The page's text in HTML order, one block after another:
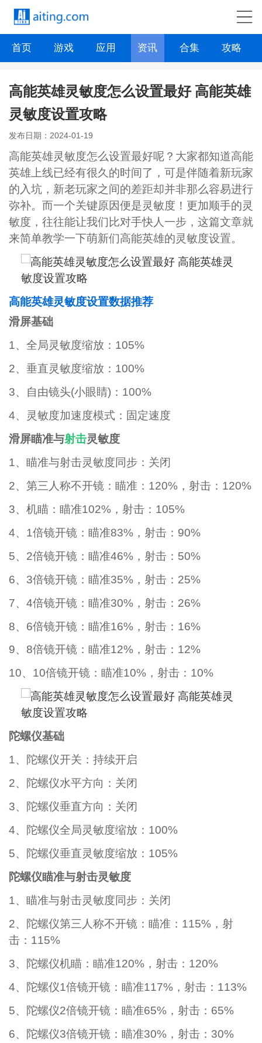
首页 游戏 应用 资讯 合集 攻略
高能英雄灵敏度怎么设置最好 高能英雄
灵敏度设置攻略
发布日期：2024-01-19
高能英雄灵敏度怎么设置最好呢？大家都知道高能
英雄上线已经有很久的时间了，可是伴随着新玩家
的入坑，新老玩家之间的差距却并非那么容易进行
弥补。而一个关键原因便是灵敏度！更加顺手的灵
敏度，往往能让我们比对手快人一步，这篇文章就
来简单教学一下萌新们高能英雄的灵敏度设置。
高能英雄灵敏度设置数据推荐
滑屏基础
1、全局灵敏度缩放：105%
2、垂直灵敏度缩放：100%
3、自由镜头(小眼睛)：100%
4、灵敏度加速度模式：固定速度
滑屏瞄准与射击灵敏度
1、瞄准与射击灵敏度同步：关闭
2、第三人称不开镜：瞄准：120%，射击：120%
3、机瞄：瞄准102%，射击：105%
4、1倍镜开镜：瞄准83%，射击：90%
5、2倍镜开镜：瞄准46%，射击：50%
6、3倍镜开镜：瞄准35%，射击：25%
7、4倍镜开镜：瞄准30%，射击：26%
8、6倍镜开镜：瞄准16%，射击：16%
9、8倍镜开镜：瞄准12%，射击：12%
10、10倍镜开镜：瞄准10%，射击：10%
陀螺仪基础
1、陀螺仪开关：持续开启
2、陀螺仪水平方向：关闭
3、陀螺仪垂直方向：关闭
4、陀螺仪全局灵敏度缩放：100%
5、陀螺仪垂直灵敏度缩放：105%
陀螺仪瞄准与射击灵敏度
1、瞄准与射击灵敏度同步：关闭
2、陀螺仪第三人称不开镜：瞄准：115%，射
击：115%
3、陀螺仪机瞄：瞄准120%，射击：120%
4、陀螺仪1倍镜开镜：瞄准117%，射击：113%
5、陀螺仪2倍镜开镜：瞄准65%，射击：65%
6、陀螺仪3倍镜开镜：瞄准30%，射击：30%